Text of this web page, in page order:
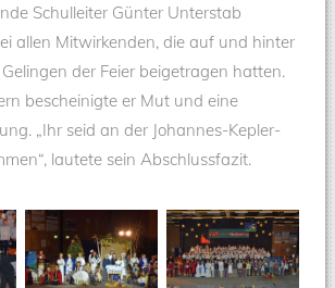
Schulleiter Günter Unterstab
allen Mitwirkenden, die auf und hinter
der Feier beigetragen hatten.
bescheinigte er Mut und eine
„Ihr seid an der Johannes-Kepler-
lautete sein Abschlussfazit.